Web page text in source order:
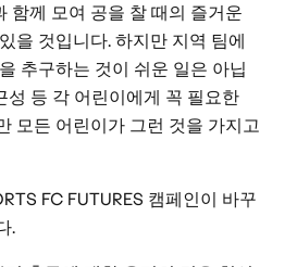
함께 모여 공을 찰 때의 즐거운
을 것입니다. 하지만 지역 팀에
추구하는 것이 쉬운 일은 아닙
성 등 각 어린이에게 꼭 필요한
모든 어린이가 그런 것을 가지고
FC FUTURES 캠페인이 바꾸
.